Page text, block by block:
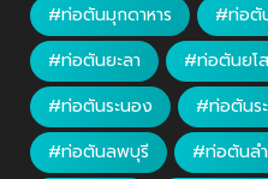
#ท่อตันมุกดาหาร
#ท่อตั
#ท่อตันยะลา
#ท่อตันยโ
#ท่อตันระนอง
#ท่อตันร
#ท่อตันลพบุรี
#ท่อตันล